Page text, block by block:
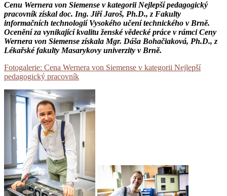
Cenu Wernera von Siemense v kategorii Nejlepší pedagogický
pracovník získal doc. Ing. Jiří Jaroš, Ph.D., z Fakulty
informačních technologií Vysokého učení technického v Brně.
Ocenění za vynikající kvalitu ženské vědecké práce v rámci Ceny
Wernera von Siemense získala Mgr. Dáša Bohačiaková, Ph.D., z
Lékařské fakulty Masarykovy univerzity v Brně.
Fotogalerie: Cena Wernera von Siemense v kategorii Nejlepší
pedagogický pracovník